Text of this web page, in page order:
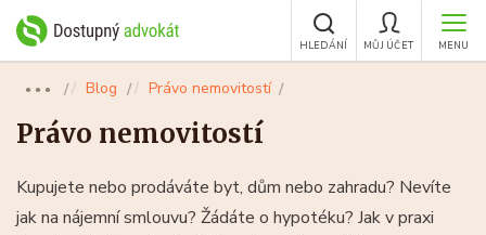
MENU
MŮJ ÚČET
HLEDÁNÍ
●●● Blog Právo nemovitostí
Právo nemovitostí
Kupujete nebo prodáváte byt, dům nebo zahradu? Nevíte
jak na nájemní smlouvu? Žádáte o hypotéku? Jak v praxi